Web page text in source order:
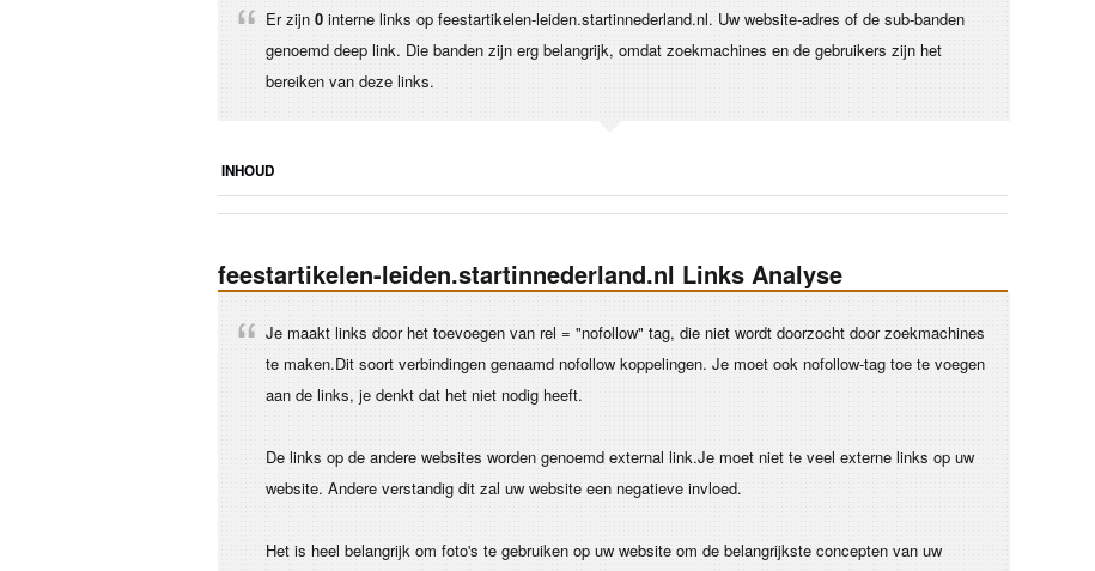
Er zijn 0 interne links op feestartikelen-leiden.startinnederland.nl. Uw website-adres of de sub-banden
genoemd deep link. Die banden zijn erg belangrijk, omdat zoekmachines en de gebruikers zijn het
bereiken van deze links.
INHOUD
feestartikelen-leiden.startinnederland.nl Links Analyse
Je maakt links door het toevoegen van rel = "nofollow" tag, die niet wordt doorzocht door zoekmachines
te maken.Dit soort verbindingen genaamd nofollow koppelingen. Je moet ook nofollow-tag toe te voegen
aan de links, je denkt dat het niet nodig heeft.
De links op de andere websites worden genoemd external link.Je moet niet te veel externe links op uw
website. Andere verstandig dit zal uw website een negatieve invloed.
Het is heel belangrijk om foto's te gebruiken op uw website om de belangrijkste concepten van uw